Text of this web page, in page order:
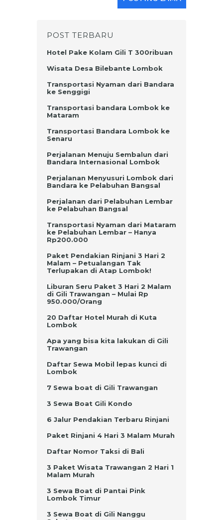
POST TERBARU
Hotel Pake Kolam Gili T 300ribuan
Wisata Desa Bilebante Lombok
Transportasi Nyaman dari Bandara
ke Senggigi
Transportasi bandara Lombok ke
Mataram
Transportasi Bandara Lombok ke
Senaru
Perjalanan Menuju Sembalun dari
Bandara Internasional Lombok
Perjalanan Menyusuri Lombok dari
Bandara ke Pelabuhan Bangsal
Perjalanan dari Pelabuhan Lembar
ke Pelabuhan Bangsal
Transportasi Nyaman dari Mataram
ke Pelabuhan Lembar – Hanya
Rp200.000
Paket Pendakian Rinjani 3 Hari 2
Malam – Petualangan Tak
Terlupakan di Atap Lombok!
Liburan Seru Paket 3 Hari 2 Malam
di Gili Trawangan – Mulai Rp
950.000/Orang
20 Daftar Hotel Murah di Kuta
Lombok
Apa yang bisa kita lakukan di Gili
Trawangan
Daftar Sewa Mobil lepas kunci di
Lombok
7 Sewa boat di Gili Trawangan
3 Sewa Boat Gili Kondo
6 Jalur Pendakian Terbaru Rinjani
Paket Rinjani 4 Hari 3 Malam Murah
Daftar Nomor Taksi di Bali
3 Paket Wisata Trawangan 2 Hari 1
Malam Murah
3 Sewa Boat di Pantai Pink
Lombok Timur
3 Sewa Boat di Gili Nanggu